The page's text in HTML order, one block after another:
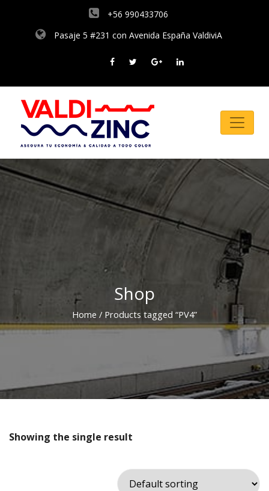
+56 990433706
Pasaje 5 #231 con Avenida España ValdiviA
Shop
Home / Products tagged “PV4”
Showing the single result